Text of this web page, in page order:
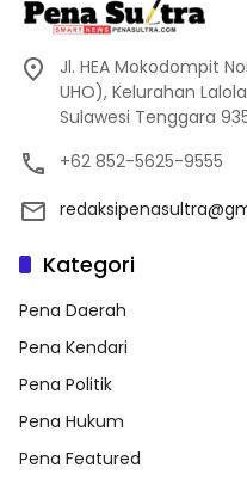
Jl. HEA Mokodompit
UHO), Kelurahan
Sulawesi Tenggara
+62 852-5625-9555
Kategori
Pena Daerah
Pena Kendari
Pena Politik
Pena Hukum
Pena Featured